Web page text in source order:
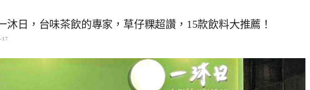
沐日，台味茶飲的專家，草仔粿超讚，15款飲料大推薦！
17